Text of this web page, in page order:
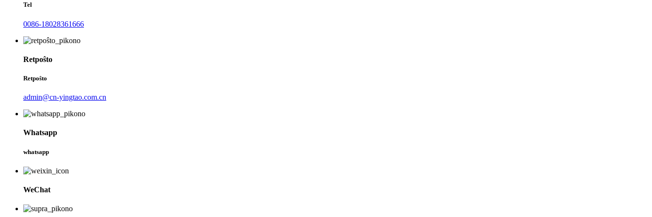
Tel
0086-18028361666
Retpoŝto
Retpoŝto
admin@cn-yingtao.com.cn
Whatsapp
whatsapp
WeChat